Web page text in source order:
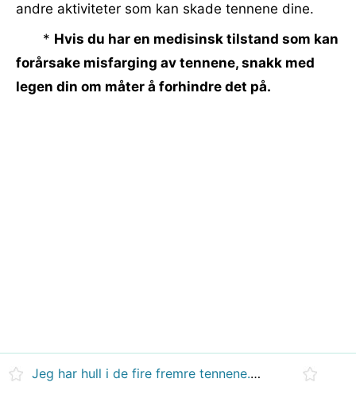
andre aktiviteter som kan skade tennene dine.
* Hvis du har en medisinsk tilstand som kan
forårsake misfarging av tennene, snakk med
legen din om måter å forhindre det på.
Jeg har hull i de fire fremre tennene....hva skal jeg bruke for å fjerne de mellom tennene.....?